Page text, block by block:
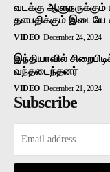
வடக்கு
தளபதிக்கும் இடையே
VIDEO December 24, 2024
இந்தியாவில்
வந்தடைந்தனர்
VIDEO December 21, 2024
Subscribe